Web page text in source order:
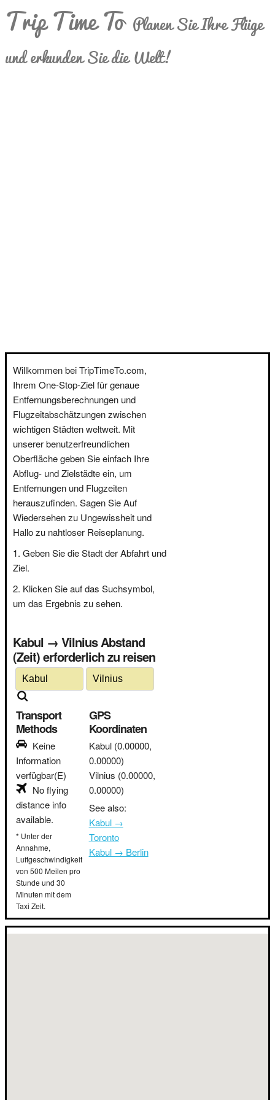
Trip Time To Planen Sie Ihre Flüge
und erkunden Sie die Welt!
Willkommen bei TripTimeTo.com,
Ihrem One-Stop-Ziel für genaue
Entfernungsberechnungen und
Flugzeitabschätzungen zwischen
wichtigen Städten weltweit. Mit
unserer benutzerfreundlichen
Oberfläche geben Sie einfach Ihre
Abflug- und Zielstädte ein, um
Entfernungen und Flugzeiten
herauszufinden. Sagen Sie Auf
Wiedersehen zu Ungewissheit und
Hallo zu nahtloser Reiseplanung.
Geben Sie die Stadt der Abfahrt und
Ziel.
Klicken Sie auf das Suchsymbol,
um das Ergebnis zu sehen.
Kabul → Vilnius Abstand
(Zeit) erforderlich zu reisen
Transport
Methods
Keine
Information
verfügbar(E)
No flying
distance info
available.
* Unter der
Annahme,
Luftgeschwindigkeit
von 500 Meilen pro
Stunde und 30
Minuten mit dem
Taxi Zeit.
GPS
Koordinaten
Kabul (0.00000,
0.00000)
Vilnius (0.00000,
0.00000)
See also:
Kabul →
Toronto
Kabul → Berlin